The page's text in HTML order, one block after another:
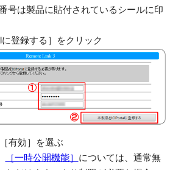
号は製品に貼付されているシールに印
登録する］をクリック
有効］を選ぶ
［一時公開機能］ については、通常無